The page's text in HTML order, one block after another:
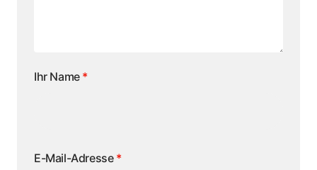
Ihr Name *
E-Mail-Adresse *